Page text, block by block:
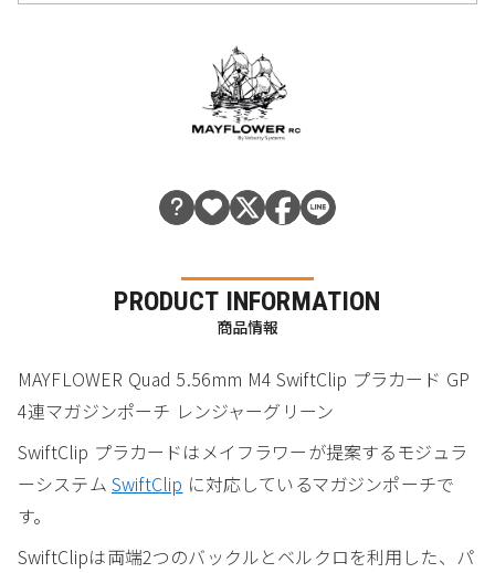
PRODUCT INFORMATION
商品情報
MAYFLOWER Quad 5.56mm M4 SwiftClip プラカード GP
4連マガジンポーチ レンジャーグリーン
SwiftClip プラカードはメイフラワーが提案するモジュラ
ーシステム SwiftClip に対応しているマガジンポーチで
す。
SwiftClipは両端2つのバックルとベルクロを利用した、パ